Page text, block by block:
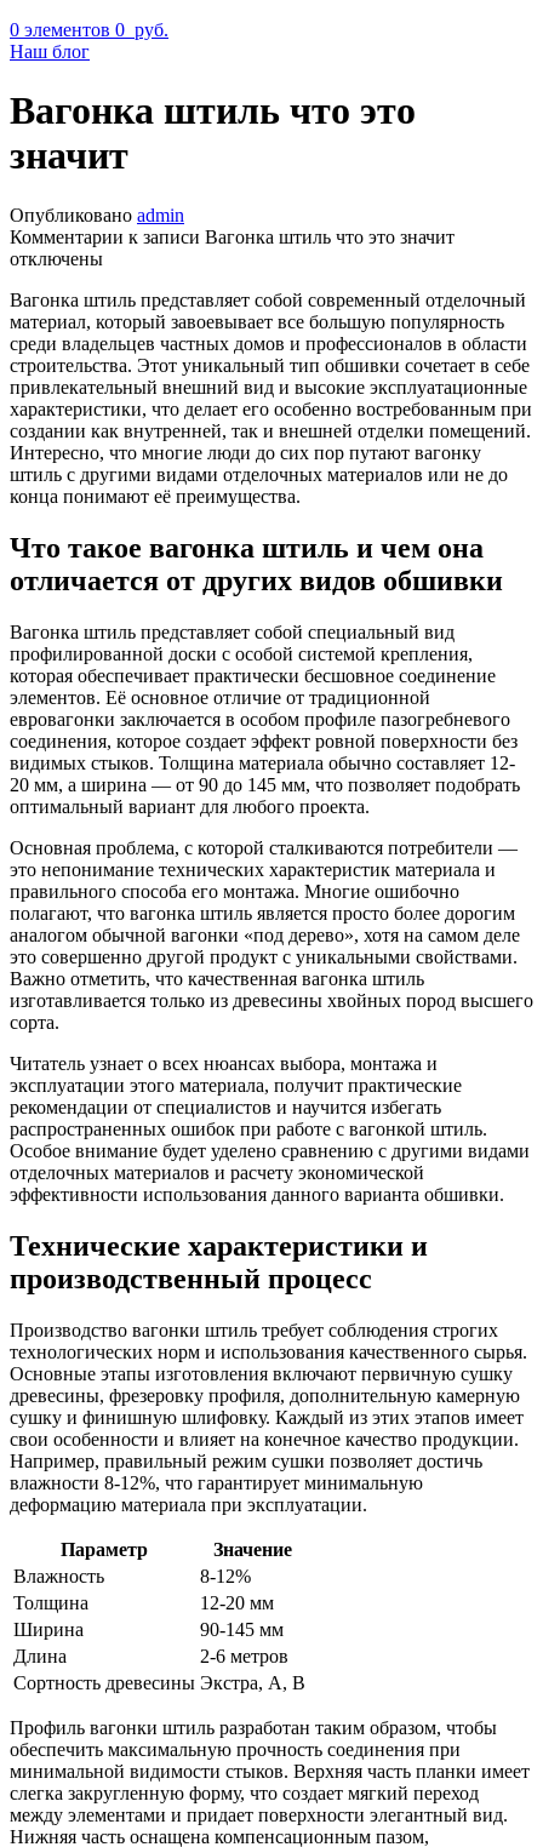
0 элементов 0 руб.
Наш блог
Вагонка штиль что это
значит
Опубликовано admin
Комментарии к записи Вагонка штиль что это значит
отключены
Вагонка штиль представляет собой современный отделочный
материал, который завоевывает все большую популярность
среди владельцев частных домов и профессионалов в области
строительства. Этот уникальный тип обшивки сочетает в себе
привлекательный внешний вид и высокие эксплуатационные
характеристики, что делает его особенно востребованным при
создании как внутренней, так и внешней отделки помещений.
Интересно, что многие люди до сих пор путают вагонку
штиль с другими видами отделочных материалов или не до
конца понимают её преимущества.
Что такое вагонка штиль и чем она
отличается от других видов обшивки
Вагонка штиль представляет собой специальный вид
профилированной доски с особой системой крепления,
которая обеспечивает практически бесшовное соединение
элементов. Её основное отличие от традиционной
евровагонки заключается в особом профиле пазогребневого
соединения, которое создает эффект ровной поверхности без
видимых стыков. Толщина материала обычно составляет 12-
20 мм, а ширина — от 90 до 145 мм, что позволяет подобрать
оптимальный вариант для любого проекта.
Основная проблема, с которой сталкиваются потребители —
это непонимание технических характеристик материала и
правильного способа его монтажа. Многие ошибочно
полагают, что вагонка штиль является просто более дорогим
аналогом обычной вагонки «под дерево», хотя на самом деле
это совершенно другой продукт с уникальными свойствами.
Важно отметить, что качественная вагонка штиль
изготавливается только из древесины хвойных пород высшего
сорта.
Читатель узнает о всех нюансах выбора, монтажа и
эксплуатации этого материала, получит практические
рекомендации от специалистов и научится избегать
распространенных ошибок при работе с вагонкой штиль.
Особое внимание будет уделено сравнению с другими видами
отделочных материалов и расчету экономической
эффективности использования данного варианта обшивки.
Технические характеристики и
производственный процесс
Производство вагонки штиль требует соблюдения строгих
технологических норм и использования качественного сырья.
Основные этапы изготовления включают первичную сушку
древесины, фрезеровку профиля, дополнительную камерную
сушку и финишную шлифовку. Каждый из этих этапов имеет
свои особенности и влияет на конечное качество продукции.
Например, правильный режим сушки позволяет достичь
влажности 8-12%, что гарантирует минимальную
деформацию материала при эксплуатации.
Параметр
Значение
Влажность
8-12%
Толщина
12-20 мм
Ширина
90-145 мм
Длина
2-6 метров
Сортность древесины Экстра, А, В
Профиль вагонки штиль разработан таким образом, чтобы
обеспечить максимальную прочность соединения при
минимальной видимости стыков. Верхняя часть планки имеет
слегка закругленную форму, что создает мягкий переход
между элементами и придает поверхности элегантный вид.
Нижняя часть оснащена компенсационным пазом,